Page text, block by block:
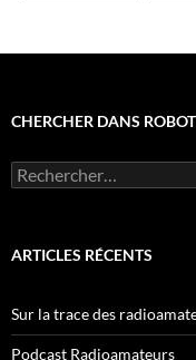
CHERCHER DANS
Rechercher :
ARTICLES RÉCENTS
Sur la trace des
Podcast Radioamateurs